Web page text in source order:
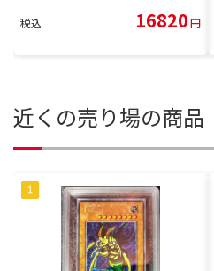
税込 16820円
近くの売り場の商品